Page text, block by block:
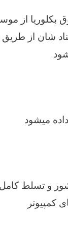
از
شان از طریق
میشود
و تسلط کامل
کمپیوتر